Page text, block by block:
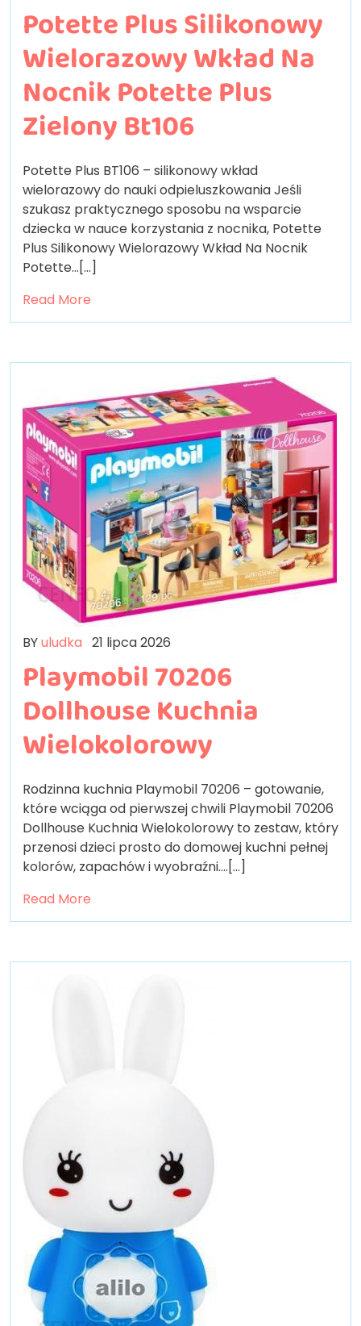
Potette Plus Silikonowy
Wielorazowy Wkład Na
Nocnik Potette Plus
Zielony Bt106
Potette Plus BT106 – silikonowy wkład
wielorazowy do nauki odpieluszkowania Jeśli
szukasz praktycznego sposobu na wsparcie
dziecka w nauce korzystania z nocnika, Potette
Plus Silikonowy Wielorazowy Wkład Na Nocnik
Potette…[...]
Read More
BYuludka 21 lipca 2026
Playmobil 70206
Dollhouse Kuchnia
Wielokolorowy
Rodzinna kuchnia Playmobil 70206 – gotowanie,
które wciąga od pierwszej chwili Playmobil 70206
Dollhouse Kuchnia Wielokolorowy to zestaw, który
przenosi dzieci prosto do domowej kuchni pełnej
kolorów, zapachów i wyobraźni.…[...]
Read More